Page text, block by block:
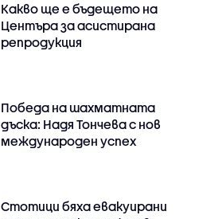
Какво ще е бъдещето на
Центъра за асистирана
репродукция
Победа на шахматната
дъска: Надя Тончева с нов
международен успех
Стотици бяха евакуирани